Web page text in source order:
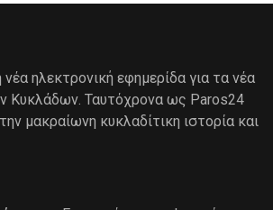
νέα ηλεκτρονική εφημερίδα για τα νέα
Κυκλάδων. Ταυτόχρονα ως Paros24
μακραίωνη κυκλαδίτικη ιστορία και